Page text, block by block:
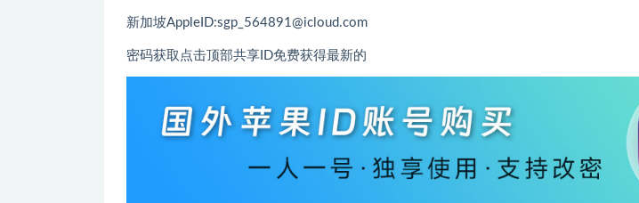
新加坡AppleID:sgp_564891@icloud.com
密码获取点击顶部共享ID免费获得最新的